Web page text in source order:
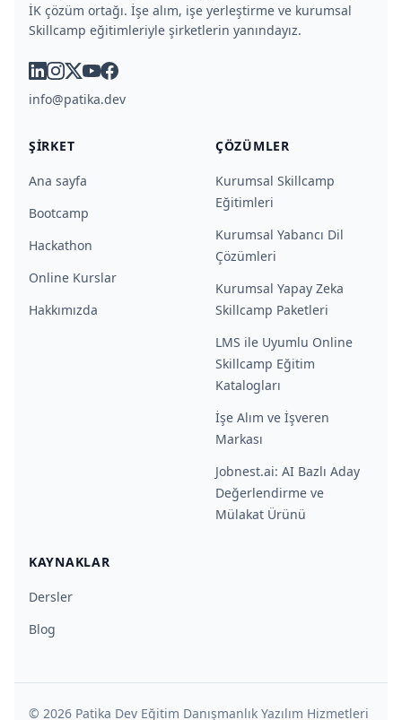
İK çözüm ortağı. İşe alım, işe yerleştirme ve kurumsal
Skillcamp eğitimleriyle şirketlerin yanındayız.
linkedin
instagram
x youtube
facebook
info@patika.dev
ŞIRKET
Ana sayfa
Bootcamp
Hackathon
Online Kurslar
Hakkımızda
ÇÖZÜMLER
Kurumsal Skillcamp
Eğitimleri
Kurumsal Yabancı Dil
Çözümleri
Kurumsal Yapay Zeka
Skillcamp Paketleri
LMS ile Uyumlu Online
Skillcamp Eğitim
Katalogları
İşe Alım ve İşveren
Markası
Jobnest.ai: AI Bazlı Aday
Değerlendirme ve
Mülakat Ürünü
KAYNAKLAR
Dersler
Blog
© 2026 Patika Dev Eğitim Danışmanlık Yazılım Hizmetleri